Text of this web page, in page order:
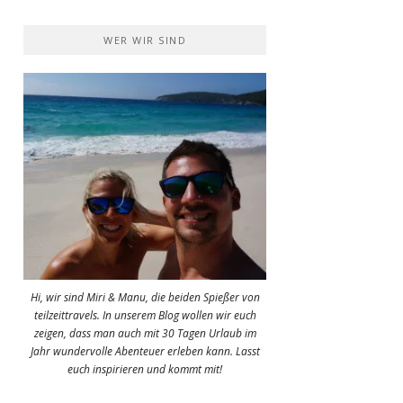
WER WIR SIND
Hi, wir sind Miri & Manu, die beiden Spießer von
teilzeittravels. In unserem Blog wollen wir euch
zeigen, dass man auch mit 30 Tagen Urlaub im
Jahr wundervolle Abenteuer erleben kann. Lasst
euch inspirieren und kommt mit!